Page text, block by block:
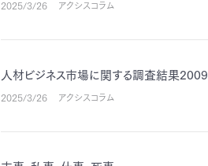
2025/3/26 アクシスコラム
人材ビジネス市場に関する調査結果2009
2025/3/26 アクシスコラム